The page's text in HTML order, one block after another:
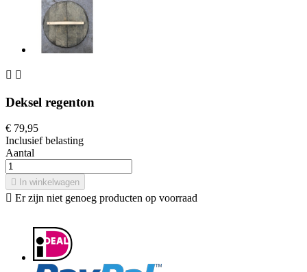
 
Deksel regenton
€ 79,95
Inclusief belasting
Aantal
 In winkelwagen
 Er zijn niet genoeg producten op voorraad